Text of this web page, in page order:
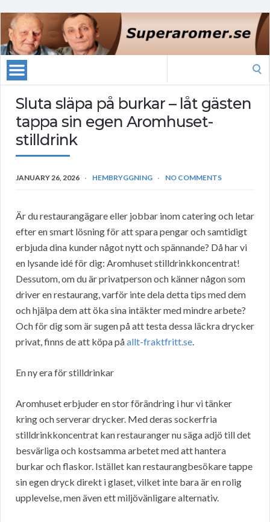
Sluta släpa på burkar – låt gästen
tappa sin egen Aromhuset-
stilldrink
JANUARY 26, 2026 HEMBRYGGNING NO COMMENTS
Är du restaurangägare eller jobbar inom catering och letar
efter en smart lösning för att spara pengar och samtidigt
erbjuda dina kunder något nytt och spännande? Då har vi
en lysande idé för dig: Aromhuset stilldrinkkoncentrat!
Dessutom, om du är privatperson och känner någon som
driver en restaurang, varför inte dela detta tips med dem
och hjälpa dem att öka sina intäkter med mindre arbete?
Och för dig som är sugen på att testa dessa läckra drycker
privat, finns de att köpa påallt-fraktfritt.se.
En ny era för stilldrinkar
Aromhuset erbjuder en stor förändring i hur vi tänker
kring och serverar drycker. Med deras sockerfria
stilldrinkkoncentrat kan restauranger nu säga adjö till det
besvärliga och kostsamma arbetet med att hantera
burkar och flaskor. Istället kan restaurangbesökare tappe
sin egen dryck direkt i glaset, vilket inte bara är en rolig
upplevelse, men även ett miljövänligare alternativ.